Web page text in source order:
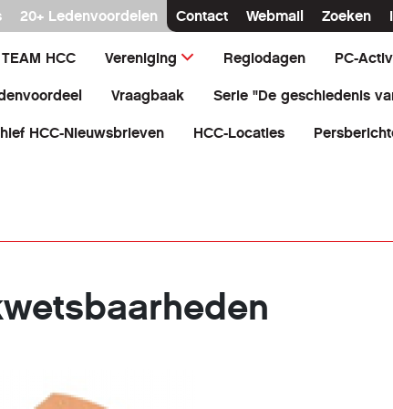
20+ Ledenvoordelen Contact Webmail Zoeken
TEAM HCC Vereniging Regiodagen PC-
Vraagbaak Serie "De geschiedenis
HCC-Nieuwsbrieven HCC-Locaties